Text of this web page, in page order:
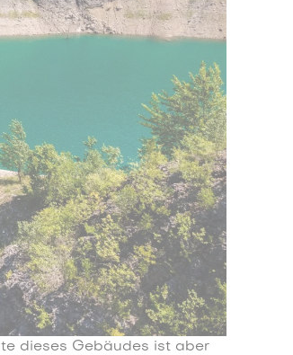
dieses Gebäudes ist aber